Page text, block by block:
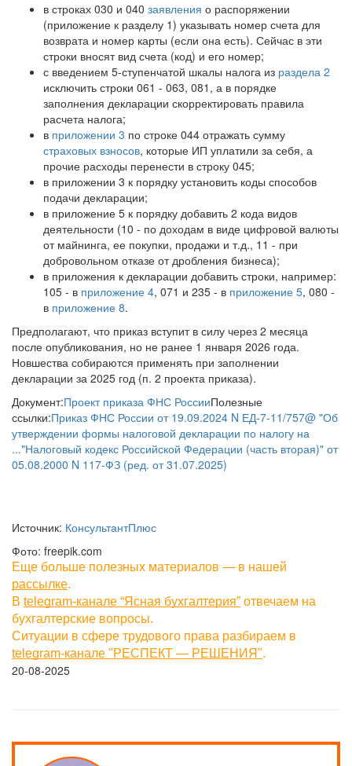
в строках 030 и 040 заявления о распоряжении
(приложение к разделу 1) указывать номер счета для
возврата и номер карты (если она есть). Сейчас в эти
строки вносят вид счета (код) и его номер;
с введением 5-ступенчатой шкалы налога из раздела 2
исключить строки 061 - 063, 081, а в порядке
заполнения декларации скорректировать правила
расчета налога;
в приложении 3 по строке 044 отражать сумму
страховых взносов, которые ИП уплатили за себя, а
прочие расходы перенести в строку 045;
в приложении 3 к порядку установить коды способов
подачи декларации;
в приложение 5 к порядку добавить 2 кода видов
деятельности (10 - по доходам в виде цифровой валюты
от майнинга, ее покупки, продажи и т.д., 11 - при
добровольном отказе от дробления бизнеса);
в приложения к декларации добавить строки, например:
105 - в приложение 4, 071 и 235 - в приложение 5, 080 -
в приложение 8.
Предполагают, что приказ вступит в силу через 2 месяца
после опубликования, но не ранее 1 января 2026 года.
Новшества собираются применять при заполнении
декларации за 2025 год (п. 2 проекта приказа).
Документ:Проект приказа ФНС РоссииПолезные
ссылки:Приказ ФНС России от 19.09.2024 N ЕД-7-11/757@ "Об
утверждении формы налоговой декларации по налогу на
..."Налоговый кодекс Российской Федерации (часть вторая)" от
05.08.2000 N 117-ФЗ (ред. от 31.07.2025)
Источник: КонсультантПлюс
Фото: freepik.com
Еще больше полезных материалов — в нашей
рассылке.
В telegram-канале “Ясная бухгалтерия” отвечаем на
бухгалтерские вопросы.
Ситуации в сфере трудового права разбираем в
telegram-канале "РЕСПЕКТ — РЕШЕНИЯ".
20-08-2025